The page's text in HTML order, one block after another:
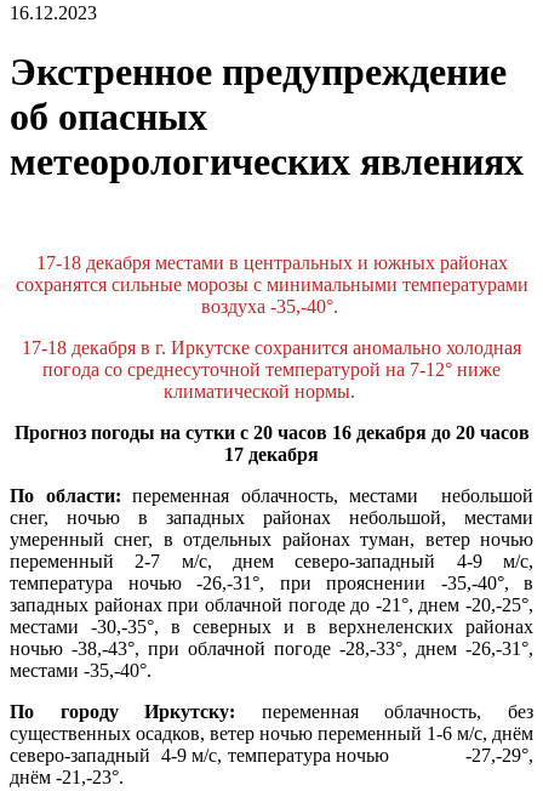
16.12.2023
Экстренное предупреждение
об опасных
метеорологических явлениях
17-18 декабря местами в центральных и южных районах
сохранятся сильные морозы с минимальными температурами
воздуха -35,-40°.
17-18 декабря в г. Иркутске сохранится аномально холодная
погода со среднесуточной температурой на 7-12° ниже
климатической нормы.
Прогноз погоды на сутки с 20 часов 16 декабря до 20 часов
17 декабря
По области: переменная облачность, местами небольшой
снег, ночью в западных районах небольшой, местами
умеренный снег, в отдельных районах туман, ветер ночью
переменный 2-7 м/с, днем северо-западный 4-9 м/с,
температура ночью -26,-31°, при прояснении -35,-40°, в
западных районах при облачной погоде до -21°, днем -20,-25°,
местами -30,-35°, в северных и в верхнеленских районах
ночью -38,-43°, при облачной погоде -28,-33°, днем -26,-31°,
местами -35,-40°.
По городу Иркутску: переменная облачность, без
существенных осадков, ветер ночью переменный 1-6 м/с, днём
северо-западный 4-9 м/с, температура ночью -27,-29°,
днём -21,-23°.